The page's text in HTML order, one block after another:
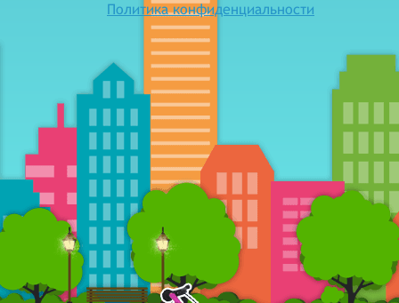
Политика конфиденциальности